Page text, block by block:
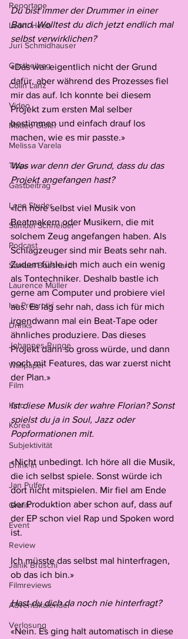
Reportage
Leoni Heeb
Juri Schmidhauser
Gastbeitrag
Colin Lanz
Video
Matteo Gisler
Melissa Varela
Tipps
Gastbeitrag
Lena Studer
Samuel Schneider
Podcast
Samuel Bosshardt
Laurence Müller
Iva Preprotić
Drinks
Johannes Runge
Wallpaper
Film
Kino
Korea
Subjektivität
Drink-In
Jan Pulfer
Grafik
Event
Review
Janik Bruschi
Filmreviews
Adventskalender
Verlosung
Du bist immer der Drummer in einer
Band. Wolltest du dich jetzt endlich mal
selbst verwirklichen?
«Das war eigentlich nicht der Grund
dafür, aber während des Prozesses fiel
mir das auf. Ich konnte bei diesem
Projekt zum ersten Mal selber
bestimmen und einfach drauf los
machen, wie es mir passte.»
Was war denn der Grund, dass du das
Projekt angefangen hast?
«Ich höre selbst viel Musik von
Beatmakern oder Musikern, die mit
solchem Zeug angefangen haben. Als
Schlagzeuger sind mir Beats sehr nah.
Zudem fühle ich mich auch ein wenig
als Tontechniker. Deshalb bastle ich
gerne am Computer und probiere viel
aus. Es lag sehr nah, dass ich für mich
irgendwann mal ein Beat-Tape oder
ähnliches produziere. Das dieses
Projekt dann so gross würde, und dann
noch mit Features, das war zuerst nicht
der Plan.»
Ist diese Musik der wahre Florian? Sonst
spielst du ja in Soul, Jazz oder
Popformationen mit.
«Nicht unbedingt. Ich höre all die Musik,
die ich selbst spiele. Sonst würde ich
dort nicht mitspielen. Mir fiel am Ende
der Produktion aber schon auf, dass auf
der EP schon viel Rap und Spoken word
ist.
Ich müsste das selbst mal hinterfragen,
ob das ich bin.»
Hast du dich da noch nie hinterfragt?
«Nein. Es ging halt automatisch in diese